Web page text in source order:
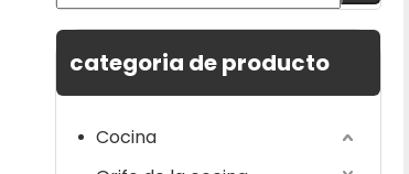
categoria de producto
Cocina